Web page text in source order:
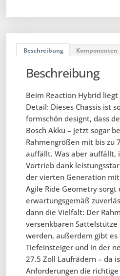
Beschreibung Komponenten
Beschreibung
Beim Reaction Hybrid
Detail: Dieses Chassis ist
formschön designt, dass
Bosch Akku – jetzt sogar
Rahmengrößen mit bis zu
auffällt. Was aber auffällt,
Vortrieb dank
der vierten Generation
Agile Ride Geometry sorgt
erwartungsgemäß
dann die Vielfalt: Der
versenkbaren
werden, außerdem gibt es
Tiefeinsteiger und in der
27.5 Zoll Laufrädern – da
Anforderungen die